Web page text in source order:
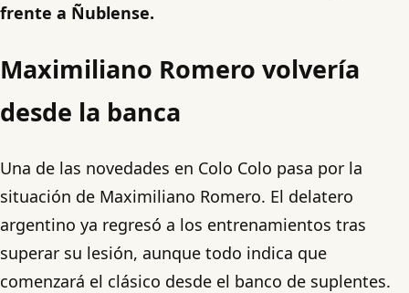
frente a Ñublense.
Maximiliano Romero volvería
desde la banca
Una de las novedades en Colo Colo pasa por la
situación de Maximiliano Romero. El delatero
argentino ya regresó a los entrenamientos tras
superar su lesión, aunque todo indica que
comenzará el clásico desde el banco de suplentes.